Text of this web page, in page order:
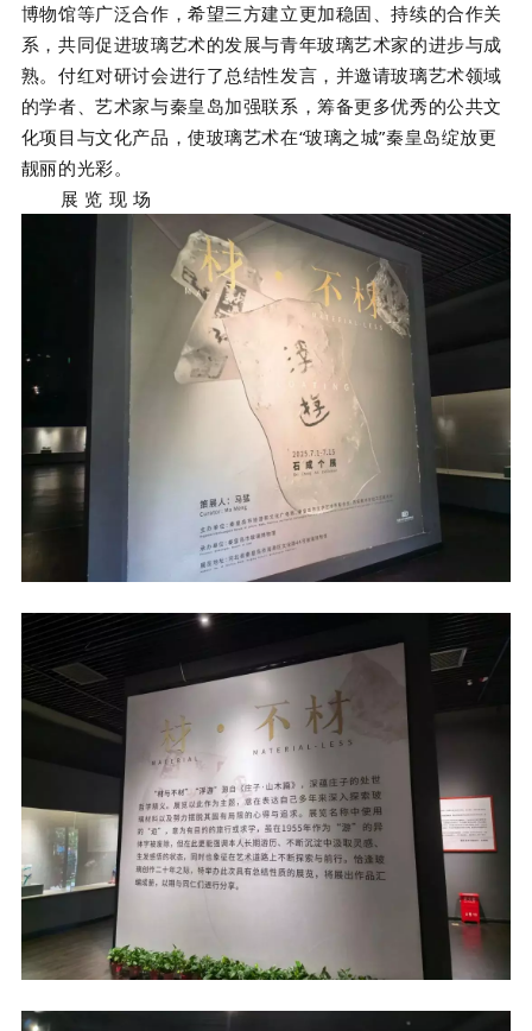
博物馆等广泛合作，希望三方建立更加稳固、持续的合作关
系，共同促进玻璃艺术的发展与青年玻璃艺术家的进步与成
熟。付红对研讨会进行了总结性发言，并邀请玻璃艺术领域
的学者、艺术家与秦皇岛加强联系，筹备更多优秀的公共文
化项目与文化产品，使玻璃艺术在“玻璃之城”秦皇岛绽放更
靓丽的光彩。
展 览 现 场